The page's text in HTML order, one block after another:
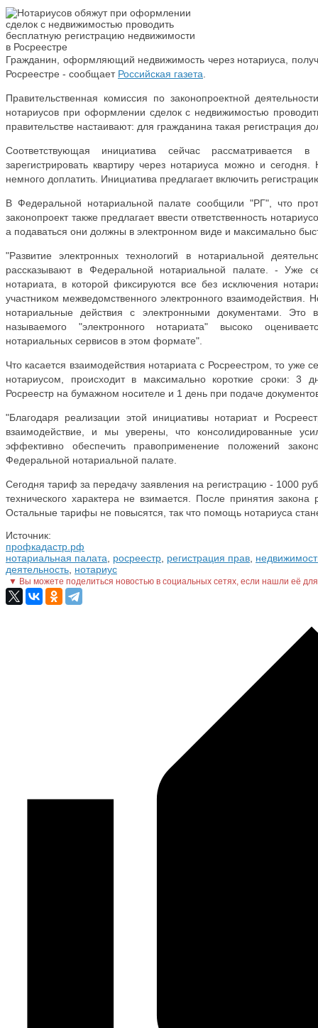
Гражданин, оформляющий недвижимость через нотариуса,
Росреестре - сообщает Российская газета
Правительственная комиссия по законопроектной
нотариусов при оформлении сделок с недвижимостью
правительстве настаивают: для гражданина такая регистрация
Соответствующая инициатива сейчас рассматривается
зарегистрировать квартиру через нотариуса можно и
немного доплатить. Инициатива предлагает включить
В Федеральной нотариальной палате сообщили "РГ", что
законопроект также предлагает ввести ответственность
а подаваться они должны в электронном виде и максимально
"Развитие электронных технологий в нотариальной
рассказывают в Федеральной нотариальной палате. - Уже
нотариата, в которой фиксируются все без исключения
участником межведомственного электронного взаимодействия.
нотариальные действия с электронными документами. Это
называемого "электронного нотариата" высоко
нотариальных сервисов в этом формате".
Что касается взаимодействия нотариата с Росреестром, то уже
нотариусом, происходит в максимально короткие сроки: 3
Росреестр на бумажном носителе и 1 день при подаче
"Благодаря реализации этой инициативы нотариат и
взаимодействие, и мы уверены, что консолидированные
эффективно обеспечить правоприменение положений
Федеральной нотариальной палате.
Сегодня тариф за передачу заявления на регистрацию - 1000
технического характера не взимается. После принятия закона
Остальные тарифы не повысятся, так что помощь нотариуса
Источник:
профкадастр.рф
нотариальная палата
росреестр регистрация прав
деятельность нотариус
▼ Вы можете поделиться новостью в социальных сетях, если нашли её